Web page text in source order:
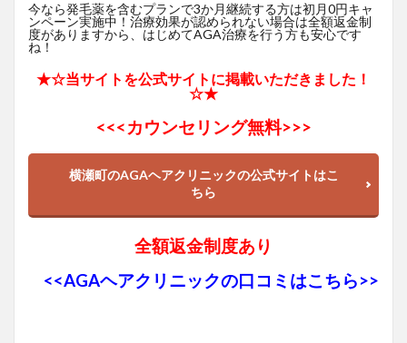
今なら発毛薬を含むプランで3か月継続する方は初月0円キャ
ンペーン実施中！治療効果が認められない場合は全額返金制
度がありますから、はじめてAGA治療を行う方も安心です
ね！
★☆当サイトを公式サイトに掲載いただきました！
☆★
<<<カウンセリング無料>>>
横瀬町のAGAヘアクリニックの公式サイトはこ
ちら
全額返金制度あり
<<AGAヘアクリニックの口コミはこちら>>